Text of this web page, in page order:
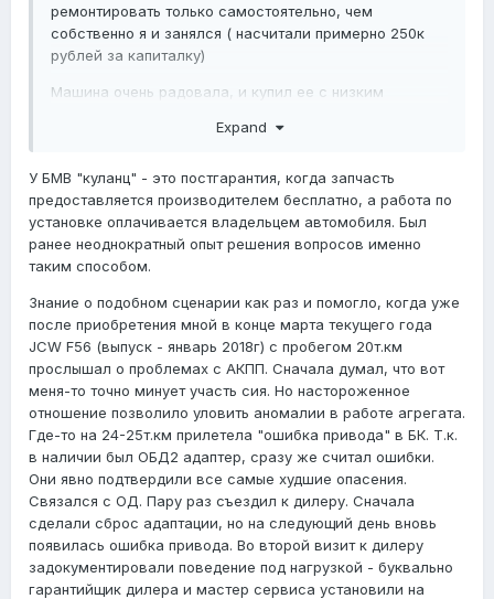
ремонтировать только самостоятельно, чем
собственно я и занялся ( насчитали примерно 250к
рублей за капиталку)
Машина очень радовала, и купил ее с низким
Expand
У БМВ "куланц" - это постгарантия, когда запчасть
предоставляется производителем бесплатно, а работа по
установке оплачивается владельцем автомобиля. Был
ранее неоднократный опыт решения вопросов именно
таким способом.
Знание о подобном сценарии как раз и помогло, когда уже
после приобретения мной в конце марта текущего года
JCW F56 (выпуск - январь 2018г) с пробегом 20т.км
прослышал о проблемах с АКПП. Сначала думал, что вот
меня-то точно минует участь сия. Но настороженное
отношение позволило уловить аномалии в работе агрегата.
Где-то на 24-25т.км прилетела "ошибка привода" в БК. Т.к.
в наличии был ОБД2 адаптер, сразу же считал ошибки.
Они явно подтвердили все самые худшие опасения.
Связался с ОД. Пару раз съездил к дилеру. Сначала
сделали сброс адаптации, но на следующий день вновь
появилась ошибка привода. Во второй визит к дилеру
задокументировали поведение под нагрузкой - буквально
гарантийщик дилера и мастер сервиса установили на